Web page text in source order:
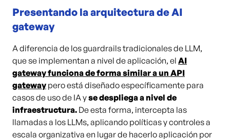
Presentando la arquitectura de AI
gateway
A diferencia de los guardrails tradicionales de LLM,
que se implementan a nivel de aplicación, el AI
gateway funciona de forma similar a un API
gateway pero está diseñado específicamente para
casos de uso de IA yse despliega a nivel de
infraestructura. De esta forma, intercepta las
llamadas a los LLMs, aplicando políticas y controles a
escala organizativa en lugar de hacerlo aplicación por